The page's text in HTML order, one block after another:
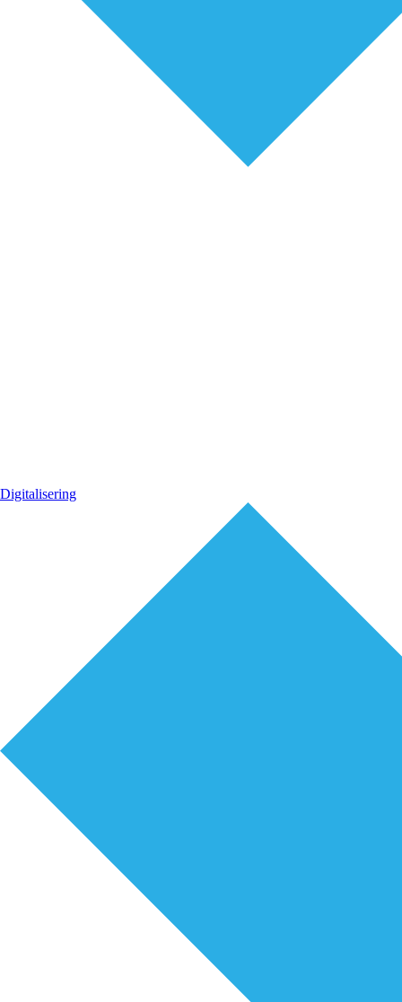
Digitalisering